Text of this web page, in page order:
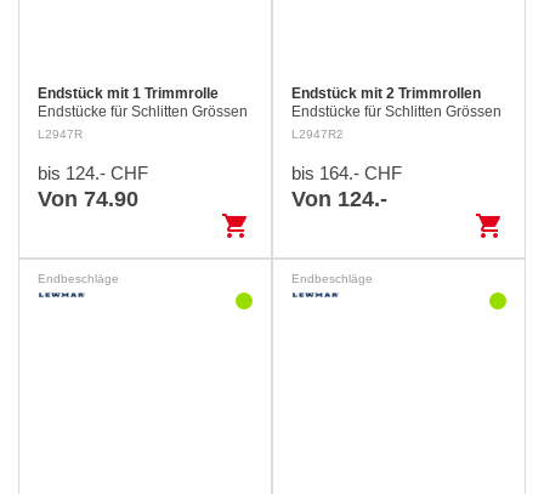
Endstück mit 1 Trimmrolle
Endstücke für Schlitten Grössen
1 und 2
L2947R
bis 124.- CHF
Von 74.90
shopping_cart
Endstück mit 2 Trimmrollen
Endstücke für Schlitten Grössen
1 und 2
L2947R2
bis 164.- CHF
Von 124.-
shopping_cart
Endbeschläge Endbeschläge